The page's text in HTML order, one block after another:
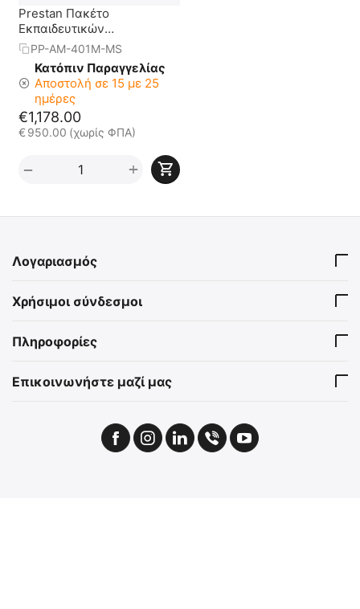
Prestan Πακέτο
Εκπαιδευτικών
Προπλασμάτων (2
Γυναικεία, 2 Ενήλικα) με
Led Μετρονόμο και Τσάντα
Μεταφοράς
PP-AM-401M-MS
Κατόπιν Παραγγελίας
Αποστολή σε 15 με 25
ημέρες
€1,178.00
€ 950.00 (χωρίς ΦΠΑ)
+
−
Λογαριασμός
Χρήσιμοι σύνδεσμοι
Πληροφορίες
Επικοινωνήστε μαζί μας